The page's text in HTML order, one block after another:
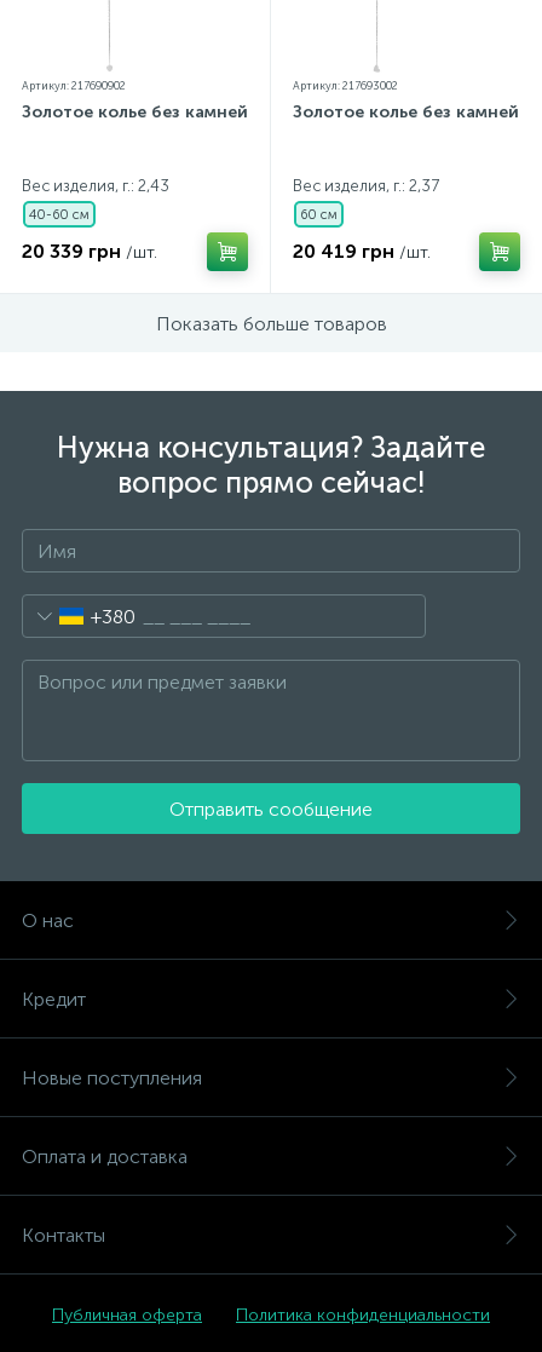
Артикул: 217690902
Золотое колье без камней
Вес изделия, г.: 2,43
40-60 см
20 339 грн /шт.
Артикул: 217693002
Золотое колье без камней
Вес изделия, г.: 2,37
60 см
20 419 грн /шт.
Показать больше товаров
Нужна консультация? Задайте
вопрос прямо сейчас!
+380
Отправить сообщение
О нас
Кредит
Новые поступления
Оплата и доставка
Контакты
Публичная оферта Политика конфиденциальности